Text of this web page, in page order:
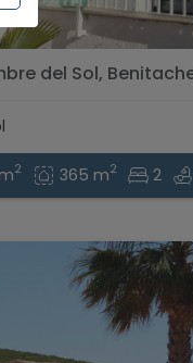
del Sol,
2 365 m2 2